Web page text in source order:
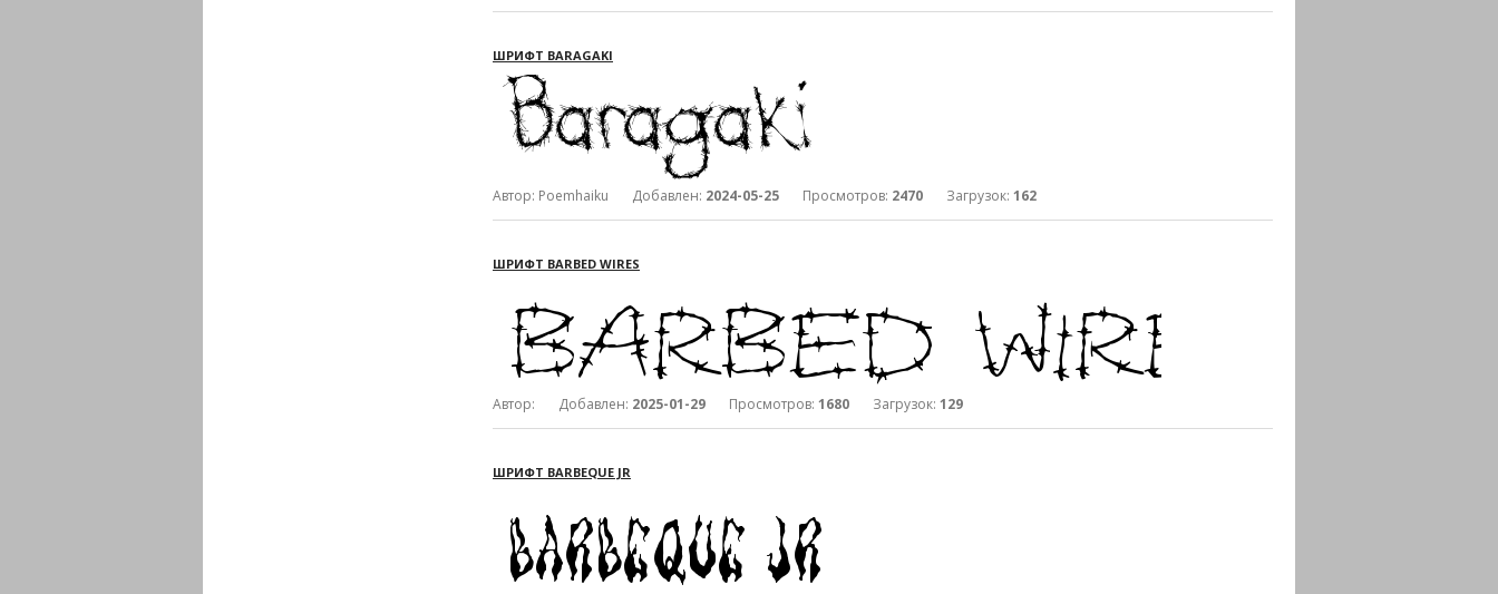
ШРИФТ BARAGAKI
Автор: Poemhaiku Добавлен: 2024-05-25 Просмотров: 2470 Загрузок: 162
ШРИФТ BARBED WIRES
Автор: Добавлен: 2025-01-29 Просмотров: 1680 Загрузок: 129
ШРИФТ BARBEQUE JR